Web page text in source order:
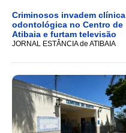
Criminosos invadem clínica
odontológica no Centro de
Atibaia e furtam televisão
JORNAL ESTÂNCIA de ATIBAIA